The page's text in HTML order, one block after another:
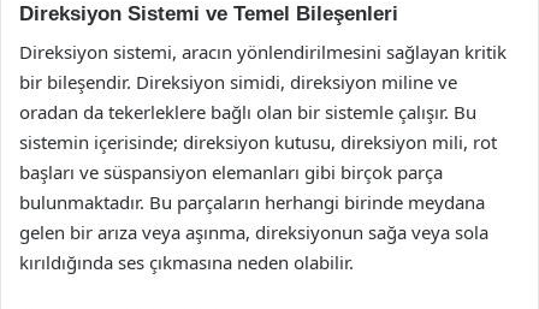
Direksiyon Sistemi ve Temel Bileşenleri
Direksiyon sistemi, aracın yönlendirilmesini sağlayan kritik
bir bileşendir. Direksiyon simidi, direksiyon miline ve
oradan da tekerleklere bağlı olan bir sistemle çalışır. Bu
sistemin içerisinde; direksiyon kutusu, direksiyon mili, rot
başları ve süspansiyon elemanları gibi birçok parça
bulunmaktadır. Bu parçaların herhangi birinde meydana
gelen bir arıza veya aşınma, direksiyonun sağa veya sola
kırıldığında ses çıkmasına neden olabilir.